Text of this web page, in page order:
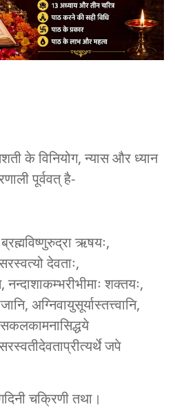
के विनियोग, न्यास और ध्यान
पूर्ववत् है-
ऋषयः,
देवताः,
नन्दाशाकम्भरीभीमाः शक्तयः,
अग्निवायुसूर्यास्तत्त्वानि,
जपे
चक्रिणी तथा।